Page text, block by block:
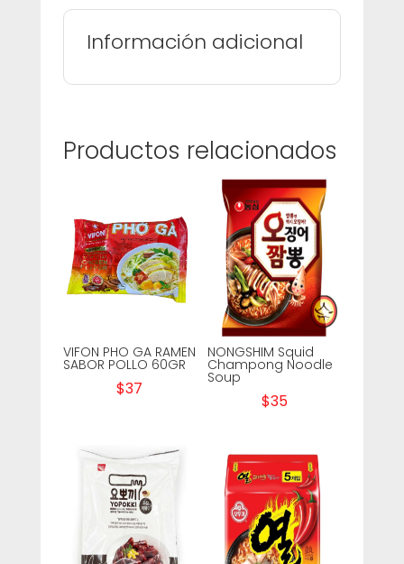
Información adicional
Productos relacionados
VIFON PHO GA RAMEN
SABOR POLLO 60GR
$37
NONGSHIM Squid
Champong Noodle
Soup
$35